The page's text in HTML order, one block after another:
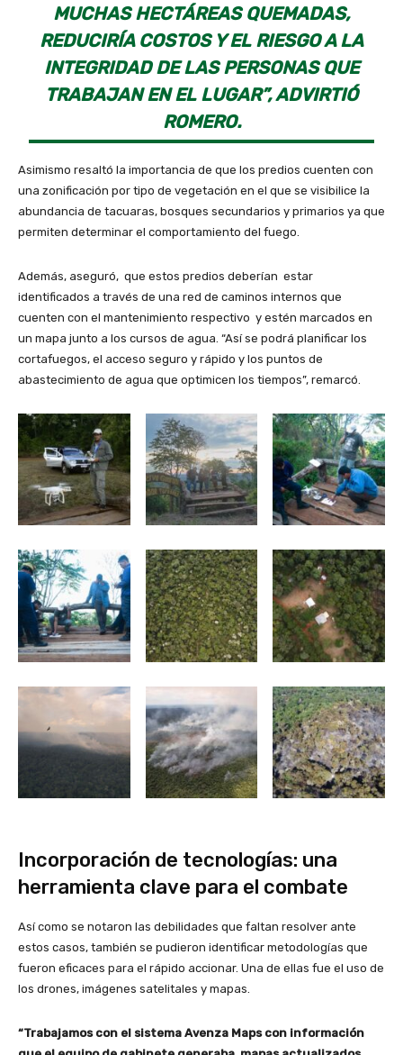
MUCHAS HECTÁREAS QUEMADAS,
REDUCIRÍA COSTOS Y EL RIESGO A LA
INTEGRIDAD DE LAS PERSONAS QUE
TRABAJAN EN EL LUGAR”, ADVIRTIÓ
ROMERO.
Asimismo resaltó la importancia de que los predios cuenten con
una zonificación por tipo de vegetación en el que se visibilice la
abundancia de tacuaras, bosques secundarios y primarios ya que
permiten determinar el comportamiento del fuego.
Además, aseguró, que estos predios deberían estar
identificados a través de una red de caminos internos que
cuenten con el mantenimiento respectivo y estén marcados en
un mapa junto a los cursos de agua. “Así se podrá planificar los
cortafuegos, el acceso seguro y rápido y los puntos de
abastecimiento de agua que optimicen los tiempos”, remarcó.
Incorporación de tecnologías: una
herramienta clave para el combate
Así como se notaron las debilidades que faltan resolver ante
estos casos, también se pudieron identificar metodologías que
fueron eficaces para el rápido accionar. Una de ellas fue el uso de
los drones, imágenes satelitales y mapas.
“Trabajamos con el sistema Avenza Maps con información